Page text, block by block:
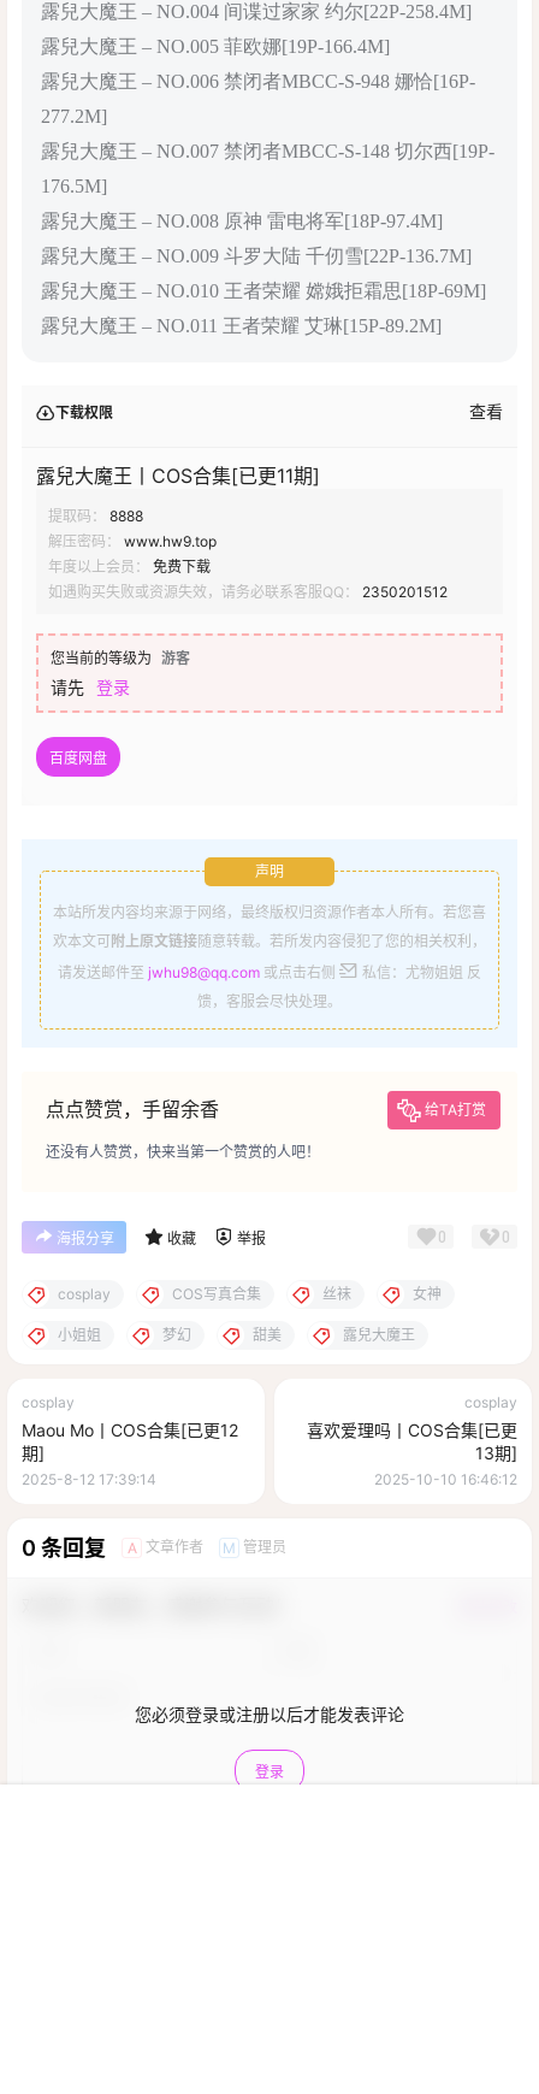
露兒大魔王 – NO.004 间谍过家家 约尔[22P-258.4M]
露兒大魔王 – NO.005 菲欧娜[19P-166.4M]
露兒大魔王 – NO.006 禁闭者MBCC-S-948 娜恰[16P-
277.2M]
露兒大魔王 – NO.007 禁闭者MBCC-S-148 切尔西[19P-
176.5M]
露兒大魔王 – NO.008 原神 雷电将军[18P-97.4M]
露兒大魔王 – NO.009 斗罗大陆 千仞雪[22P-136.7M]
露兒大魔王 – NO.010 王者荣耀 嫦娥拒霜思[18P-69M]
露兒大魔王 – NO.011 王者荣耀 艾琳[15P-89.2M]
下载权限 查看
露兒大魔王丨COS合集[已更11期]
提取码：
8888
解压密码：
www.hw9.top
年度以上会员：
免费下载
如遇购买失败或资源失效，请务必联系客服QQ：
2350201512
您当前的等级为 游客
请先 登录
百度网盘
声明
本站所发内容均来源于网络，最终版权归资源作者本人所有。若您喜
欢本文可附上原文链接随意转载。若所发内容侵犯了您的相关权利，
请发送邮件至 jwhu98@qq.com 或点击右侧
私信：尤物姐姐 反
馈，客服会尽快处理。
点点赞赏，手留余香 给TA打赏
还没有人赞赏，快来当第一个赞赏的人吧！
海报分享 收藏 举报 0 0
cosplay COS写真合集 丝袜 女神
小姐姐 梦幻 甜美 露兒大魔王
cosplay
Maou Mo丨COS合集[已更12
期]
2025-8-12 17:39:14
cosplay
喜欢爱理吗丨COS合集[已更
13期]
2025-10-10 16:46:12
0 条回复 A 文章作者 M 管理员
您必须登录或注册以后才能发表评论
登录